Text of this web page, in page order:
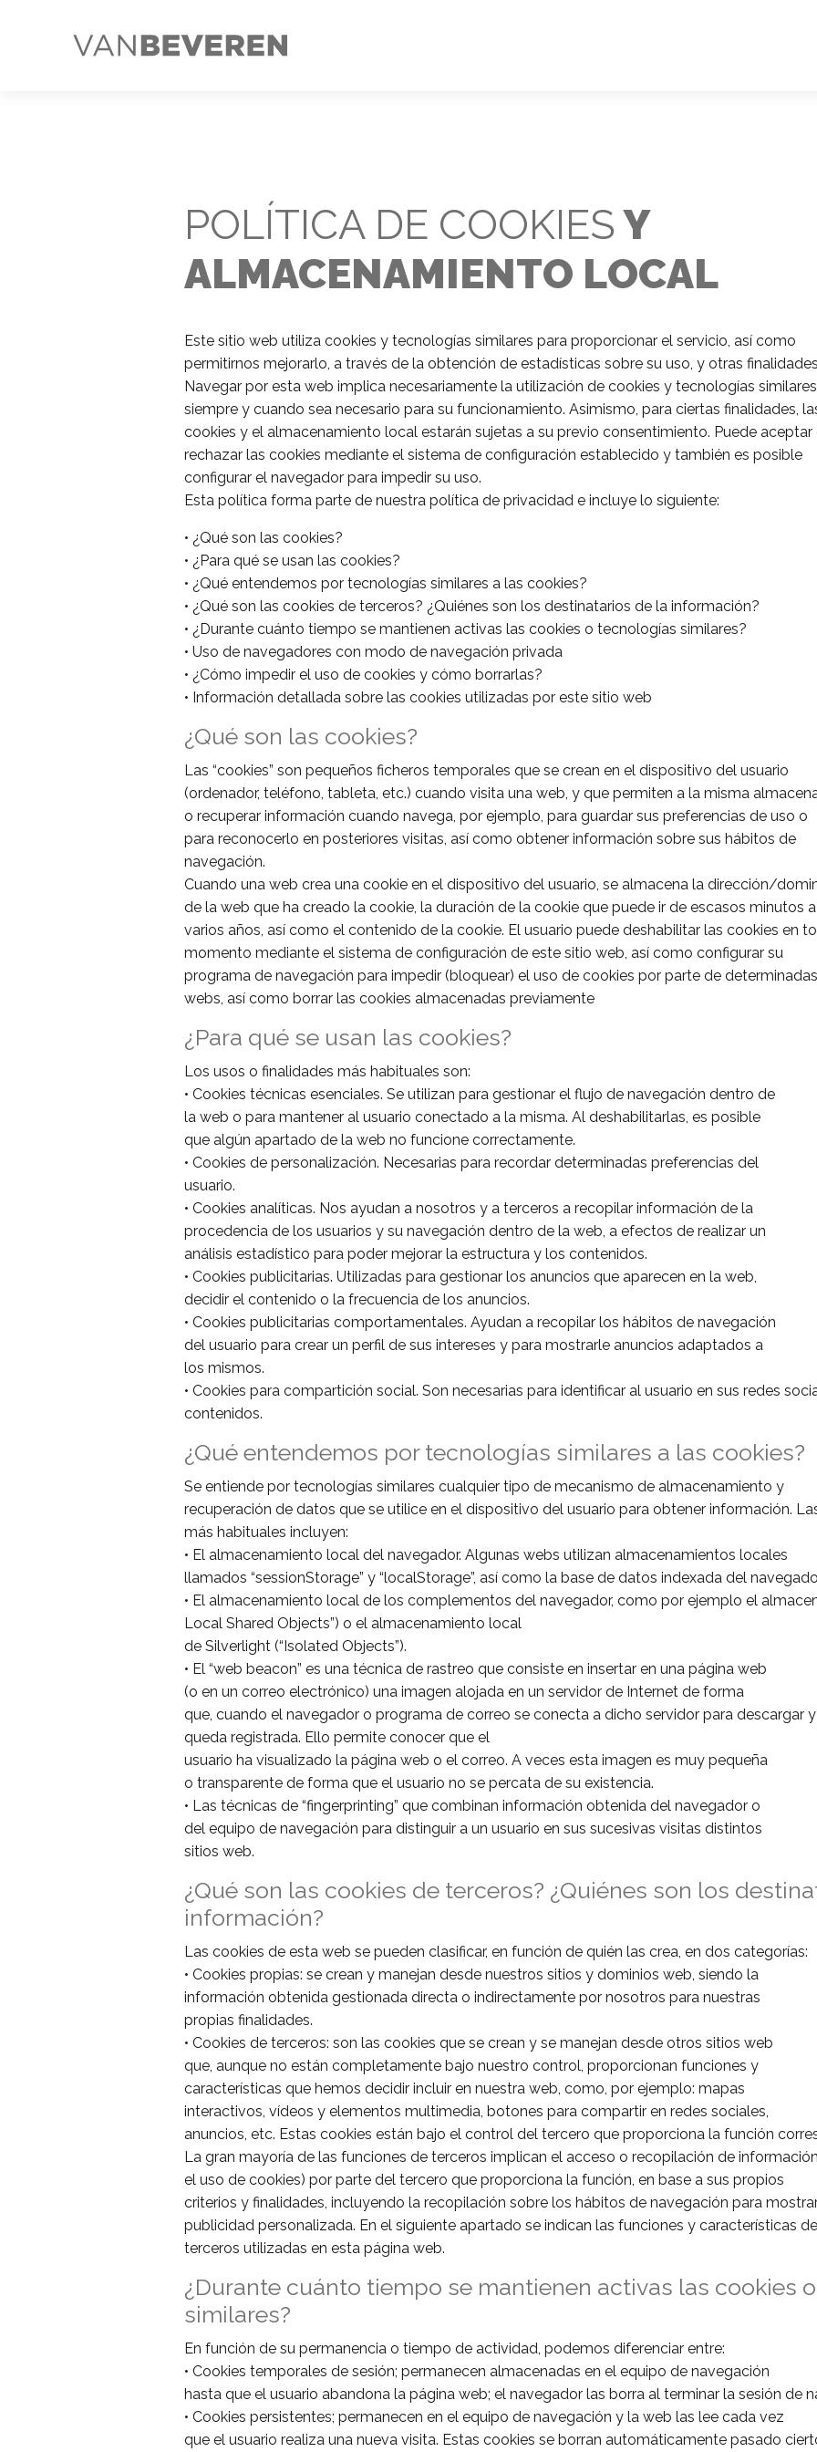
POLÍTICA DE COOKIESY
ALMACENAMIENTO LOCAL
Este sitio web utiliza cookies y tecnologías similares para proporcionar el servicio, así como
permitirnos mejorarlo, a través de la obtención de estadísticas sobre su uso, y otras
Navegar por esta web implica necesariamente la utilización de cookies y tecnologías similares
siempre y cuando sea necesario para su funcionamiento. Asimismo, para ciertas finalidades,
cookies y el almacenamiento local estarán sujetas a su previo consentimiento. Puede aceptar
rechazar las cookies mediante el sistema de configuración establecido y también es posible
configurar el navegador para impedir su uso.
Esta política forma parte de nuestra política de privacidad e incluye lo siguiente:
• ¿Qué son las cookies?
• ¿Para qué se usan las cookies?
• ¿Qué entendemos por tecnologías similares a las cookies?
• ¿Qué son las cookies de terceros? ¿Quiénes son los destinatarios de la información?
• ¿Durante cuánto tiempo se mantienen activas las cookies o tecnologías similares?
• Uso de navegadores con modo de navegación privada
• ¿Cómo impedir el uso de cookies y cómo borrarlas?
• Información detallada sobre las cookies utilizadas por este sitio web
¿Qué son las cookies?
Las “cookies” son pequeños ficheros temporales que se crean en el dispositivo del usuario
(ordenador, teléfono, tableta, etc.) cuando visita una web, y que permiten a la misma
o recuperar información cuando navega, por ejemplo, para guardar sus preferencias de uso o
para reconocerlo en posteriores visitas, así como obtener información sobre sus hábitos de
navegación.
Cuando una web crea una cookie en el dispositivo del usuario, se almacena la dirección/
de la web que ha creado la cookie, la duración de la cookie que puede ir de escasos minutos a
varios años, así como el contenido de la cookie. El usuario puede deshabilitar las cookies en
momento mediante el sistema de configuración de este sitio web, así como configurar su
programa de navegación para impedir (bloquear) el uso de cookies por parte de determinadas
webs, así como borrar las cookies almacenadas previamente
¿Para qué se usan las cookies?
Los usos o finalidades más habituales son:
• Cookies técnicas esenciales. Se utilizan para gestionar el flujo de navegación dentro de
la web o para mantener al usuario conectado a la misma. Al deshabilitarlas, es posible
que algún apartado de la web no funcione correctamente.
• Cookies de personalización. Necesarias para recordar determinadas preferencias del
usuario.
• Cookies analíticas. Nos ayudan a nosotros y a terceros a recopilar información de la
procedencia de los usuarios y su navegación dentro de la web, a efectos de realizar un
análisis estadístico para poder mejorar la estructura y los contenidos.
• Cookies publicitarias. Utilizadas para gestionar los anuncios que aparecen en la web,
decidir el contenido o la frecuencia de los anuncios.
• Cookies publicitarias comportamentales. Ayudan a recopilar los hábitos de navegación
del usuario para crear un perfil de sus intereses y para mostrarle anuncios adaptados a
los mismos.
• Cookies para compartición social. Son necesarias para identificar al usuario en sus redes
contenidos.
¿Qué entendemos por tecnologías similares a las cookies?
Se entiende por tecnologías similares cualquier tipo de mecanismo de almacenamiento y
recuperación de datos que se utilice en el dispositivo del usuario para obtener información.
más habituales incluyen:
• El almacenamiento local del navegador. Algunas webs utilizan almacenamientos locales
llamados “sessionStorage” y “localStorage”, así como la base de datos indexada del
• El almacenamiento local de los complementos del navegador, como por ejemplo el
Local Shared Objects”) o el almacenamiento local
de Silverlight (“Isolated Objects”).
• El “web beacon” es una técnica de rastreo que consiste en insertar en una página web
(o en un correo electrónico) una imagen alojada en un servidor de Internet de forma
que, cuando el navegador o programa de correo se conecta a dicho servidor para descargar
queda registrada. Ello permite conocer que el
usuario ha visualizado la página web o el correo. A veces esta imagen es muy pequeña
o transparente de forma que el usuario no se percata de su existencia.
• Las técnicas de “fingerprinting” que combinan información obtenida del navegador o
del equipo de navegación para distinguir a un usuario en sus sucesivas visitas distintos
sitios web.
¿Qué son las cookies de terceros? ¿Quiénes son los
información?
Las cookies de esta web se pueden clasificar, en función de quién las crea, en dos categorías:
• Cookies propias: se crean y manejan desde nuestros sitios y dominios web, siendo la
información obtenida gestionada directa o indirectamente por nosotros para nuestras
propias finalidades.
• Cookies de terceros: son las cookies que se crean y se manejan desde otros sitios web
que, aunque no están completamente bajo nuestro control, proporcionan funciones y
características que hemos decidir incluir en nuestra web, como, por ejemplo: mapas
interactivos, vídeos y elementos multimedia, botones para compartir en redes sociales,
anuncios, etc. Estas cookies están bajo el control del tercero que proporciona la función
La gran mayoría de las funciones de terceros implican el acceso o recopilación de
el uso de cookies) por parte del tercero que proporciona la función, en base a sus propios
criterios y finalidades, incluyendo la recopilación sobre los hábitos de navegación para
publicidad personalizada. En el siguiente apartado se indican las funciones y características de
terceros utilizadas en esta página web.
¿Durante cuánto tiempo se mantienen activas las cookies
similares?
En función de su permanencia o tiempo de actividad, podemos diferenciar entre:
• Cookies temporales de sesión; permanecen almacenadas en el equipo de navegación
hasta que el usuario abandona la página web; el navegador las borra al terminar la sesión de
• Cookies persistentes; permanecen en el equipo de navegación y la web las lee cada vez
que el usuario realiza una nueva visita. Estas cookies se borran automáticamente pasado